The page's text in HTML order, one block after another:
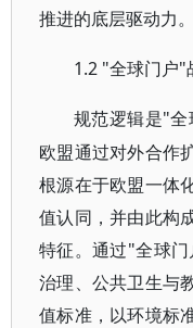
推进的底层驱动力。
1.2 "全球门户"
规范逻辑是"全
欧盟通过对外合作
根源在于欧盟一体
值认同，并由此构
特征。通过"全球
治理、公共卫生与
值标准，以环境标